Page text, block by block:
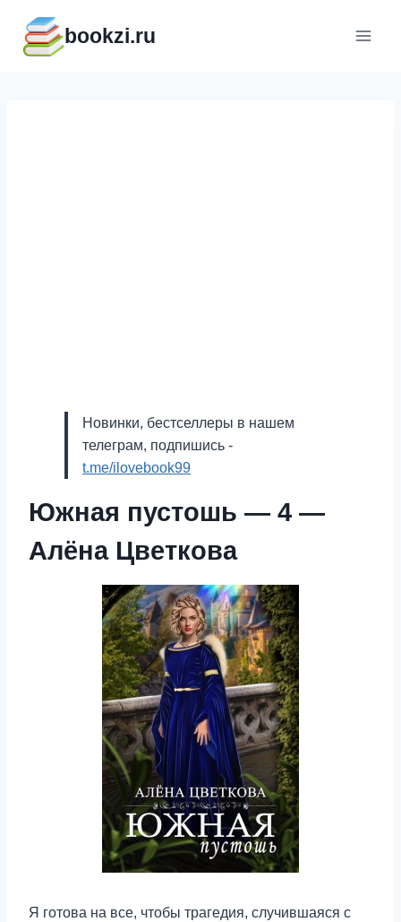
содержимому
bookzi.ru
Новинки, бестселлеры в нашем
телеграм, подпишись -
t.me/ilovebook99
Южная пустошь — 4 —
Алёна Цветкова
Я готова на все, чтобы трагедия, случившаяся с